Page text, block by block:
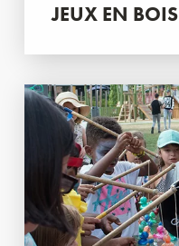
JEUX EN BOIS